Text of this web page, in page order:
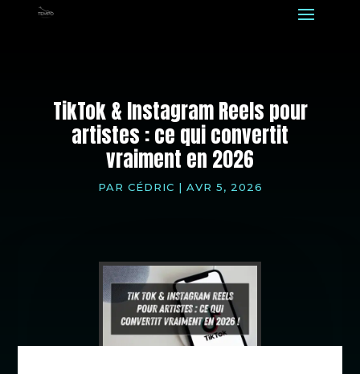
TikTok & Instagram Reels pour
artistes : ce qui convertit
vraiment en 2026
PAR CÉDRIC | AVR 5, 2026